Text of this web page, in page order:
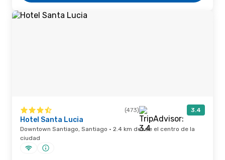
(473) 3.4
Hotel Santa Lucia
Downtown Santiago, Santiago · 2.4 km desde el centro de la
ciudad